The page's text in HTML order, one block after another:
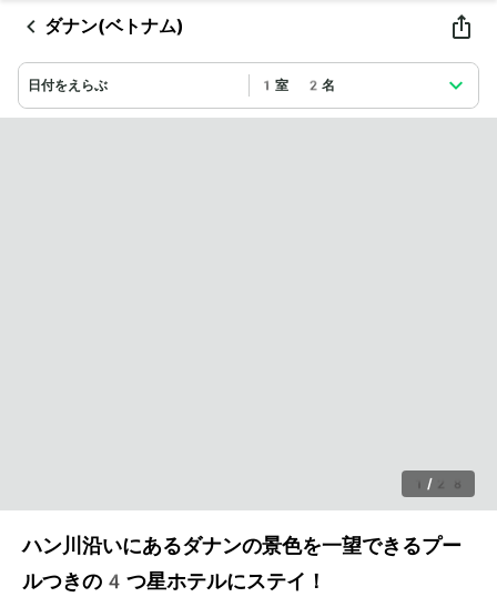
ダナン(ベトナム)
日付をえらぶ 1室 2名
1 / 28
ハン川沿いにあるダナンの景色を一望できるプー
ルつきの4つ星ホテルにステイ！